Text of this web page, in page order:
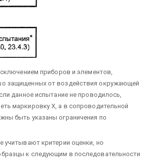
приборов и элементов,
защищенных от воздействия окружающей
данное испытание не проводилось,
маркировку X, а в сопроводительной
быть указаны ограничения по
учитывают критерии оценки, но
к следующим в последовательности